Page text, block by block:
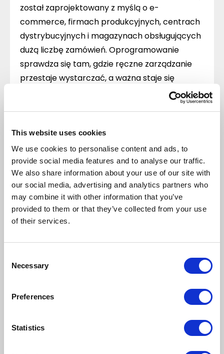
This website uses cookies
We use cookies to personalise content and ads, to
provide social media features and to analyse our traffic.
We also share information about your use of our site with
our social media, advertising and analytics partners who
may combine it with other information that you’ve
provided to them or that they’ve collected from your use
of their services.
Selection
Necessary
Preferences
Statistics
został zaprojektowany z myślą o e-
commerce, firmach produkcyjnych, centrach
dystrybucyjnych i magazynach obsługujących
dużą liczbę zamówień. Oprogramowanie
sprawdza się tam, gdzie ręczne zarządzanie
przestaje wystarczać, a ważna staje się
szybkość, dokładność i pełna kontrola nad
Wskazuje optymalną trasę kompletacji w
czasie rzeczywistym
Zarządza lokalizacjami i automatycznie kieruje
do najbliższego miejsca z danym produktem
Priorytetyzuje zamówienia według ustalonych
reguł
Minimalizuje błędy poprzez weryfikację
Dostarcza analitykę, która pozwala na ciągłe
Koszt wdrożenia systemu WMS zwraca się w ciągu
Umów bezpłatną prezentację Asiston WMS
Terminale mobilne
z czytnikami kodów kreskowych